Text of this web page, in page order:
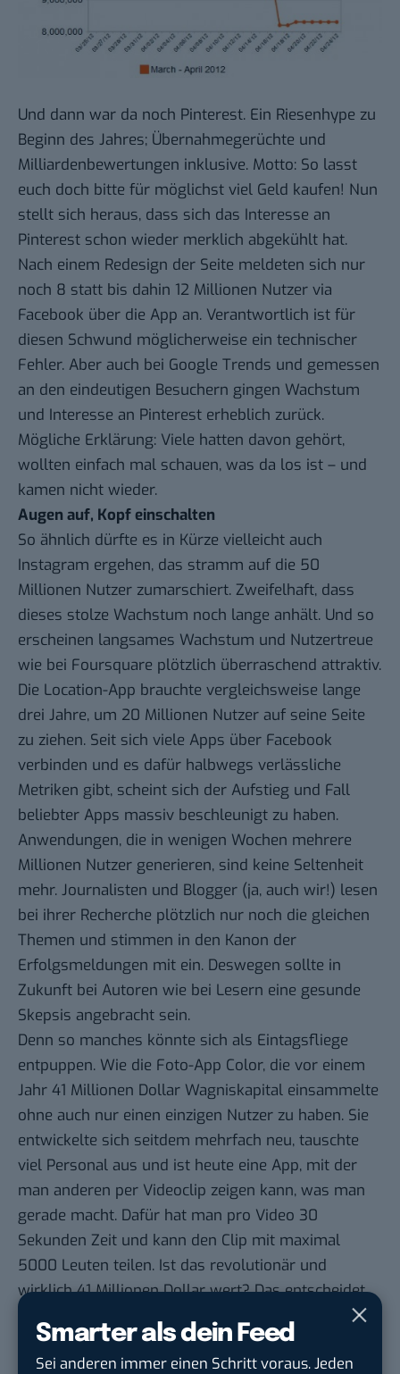
Smarter als dein Feed
Sei anderen immer einen Schritt voraus. Jeden
Und dann war da noch Pinterest. Ein Riesenhype zu
Beginn des Jahres; Übernahmegerüchte und
Milliardenbewertungen inklusive. Motto: So lasst
euch doch bitte für möglichst viel Geld kaufen! Nun
stellt sich heraus, dass sich das Interesse an
Pinterest schon wieder merklich abgekühlt hat.
Nach einem Redesign der Seite meldeten sich nur
noch 8 statt bis dahin 12 Millionen Nutzer via
Facebook über die App an. Verantwortlich ist für
diesen Schwund möglicherweise ein technischer
Fehler. Aber auch bei Google Trends und gemessen
an den eindeutigen Besuchern gingen Wachstum
und Interesse an Pinterest erheblich zurück.
Mögliche Erklärung: Viele hatten davon gehört,
wollten einfach mal schauen, was da los ist – und
kamen nicht wieder.
Augen auf, Kopf einschalten
So ähnlich dürfte es in Kürze vielleicht auch
Instagram ergehen, das stramm auf die 50
Millionen Nutzer zumarschiert. Zweifelhaft, dass
dieses stolze Wachstum noch lange anhält. Und so
erscheinen langsames Wachstum und Nutzertreue
wie bei Foursquare plötzlich überraschend attraktiv.
Die Location-App brauchte vergleichsweise lange
drei Jahre, um 20 Millionen Nutzer auf seine Seite
zu ziehen. Seit sich viele Apps über Facebook
verbinden und es dafür halbwegs verlässliche
Metriken gibt, scheint sich der Aufstieg und Fall
beliebter Apps massiv beschleunigt zu haben.
Anwendungen, die in wenigen Wochen mehrere
Millionen Nutzer generieren, sind keine Seltenheit
mehr. Journalisten und Blogger (ja, auch wir!) lesen
bei ihrer Recherche plötzlich nur noch die gleichen
Themen und stimmen in den Kanon der
Erfolgsmeldungen mit ein. Deswegen sollte in
Zukunft bei Autoren wie bei Lesern eine gesunde
Skepsis angebracht sein.
Denn so manches könnte sich als Eintagsfliege
entpuppen. Wie die Foto-App Color, die vor einem
Jahr 41 Millionen Dollar Wagniskapital einsammelte
ohne auch nur einen einzigen Nutzer zu haben. Sie
entwickelte sich seitdem mehrfach neu, tauschte
viel Personal aus und ist heute eine App, mit der
man anderen per Videoclip zeigen kann, was man
gerade macht. Dafür hat man pro Video 30
Sekunden Zeit und kann den Clip mit maximal
5000 Leuten teilen. Ist das revolutionär und
wirklich 41 Millionen Dollar wert? Das entscheidet